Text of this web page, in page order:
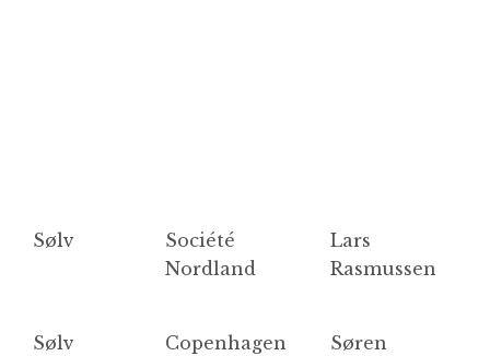
Sølv
Société
Nordland
Lars
Rasmussen
Sølv
Copenhagen
Søren